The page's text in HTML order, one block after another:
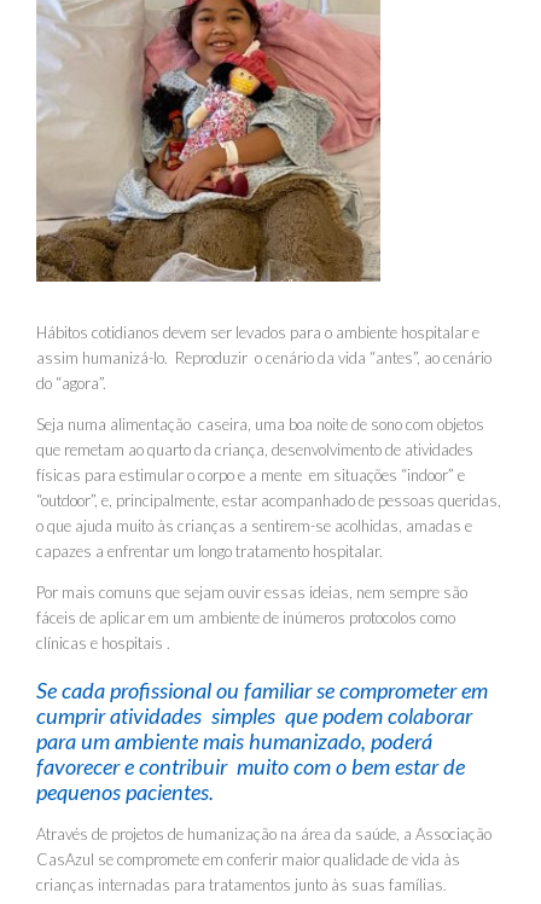
Hábitos cotidianos devem ser levados para o ambiente hospitalar e
assim humanizá-lo. Reproduzir o cenário da vida “antes”, ao cenário
do “agora”.
Seja numa alimentação caseira, uma boa noite de sono com objetos
que remetam ao quarto da criança, desenvolvimento de atividades
físicas para estimular o corpo e a mente em situações “indoor” e
“outdoor”, e, principalmente, estar acompanhado de pessoas queridas,
o que ajuda muito às crianças a sentirem-se acolhidas, amadas e
capazes a enfrentar um longo tratamento hospitalar.
Por mais comuns que sejam ouvir essas ideias, nem sempre são
fáceis de aplicar em um ambiente de inúmeros protocolos como
clínicas e hospitais .
Se cada profissional ou familiar se comprometer em
cumprir atividades simples que podem colaborar
para um ambiente mais humanizado, poderá
favorecer e contribuir muito com o bem estar de
pequenos pacientes.
Através de projetos de humanização na área da saúde, a Associação
CasAzul se compromete em conferir maior qualidade de vida às
crianças internadas para tratamentos junto às suas famílias.